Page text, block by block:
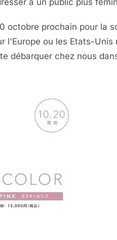
à un public plus
octobre prochain pour la
l'Europe ou les Etats-Unis
débarquer chez nous